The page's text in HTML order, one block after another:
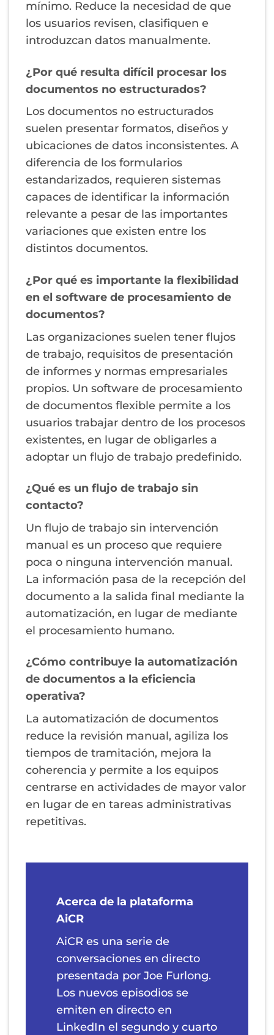
mínimo. Reduce la necesidad de que
los usuarios revisen, clasifiquen e
introduzcan datos manualmente.
¿Por qué resulta difícil procesar los
documentos no estructurados?
Los documentos no estructurados
suelen presentar formatos, diseños y
ubicaciones de datos inconsistentes. A
diferencia de los formularios
estandarizados, requieren sistemas
capaces de identificar la información
relevante a pesar de las importantes
variaciones que existen entre los
distintos documentos.
¿Por qué es importante la flexibilidad
en el software de procesamiento de
documentos?
Las organizaciones suelen tener flujos
de trabajo, requisitos de presentación
de informes y normas empresariales
propios. Un software de procesamiento
de documentos flexible permite a los
usuarios trabajar dentro de los procesos
existentes, en lugar de obligarles a
adoptar un flujo de trabajo predefinido.
¿Qué es un flujo de trabajo sin
contacto?
Un flujo de trabajo sin intervención
manual es un proceso que requiere
poca o ninguna intervención manual.
La información pasa de la recepción del
documento a la salida final mediante la
automatización, en lugar de mediante
el procesamiento humano.
¿Cómo contribuye la automatización
de documentos a la eficiencia
operativa?
La automatización de documentos
reduce la revisión manual, agiliza los
tiempos de tramitación, mejora la
coherencia y permite a los equipos
centrarse en actividades de mayor valor
en lugar de en tareas administrativas
repetitivas.
Acerca de la plataforma
AiCR
AiCR es una serie de
conversaciones en directo
presentada por Joe Furlong.
Los nuevos episodios se
emiten en directo en
LinkedIn el segundo y cuarto